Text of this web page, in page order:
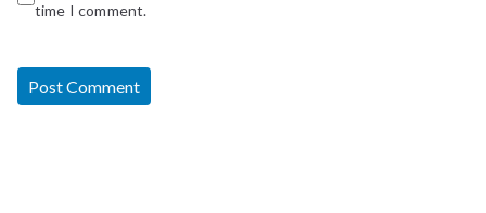
time I comment.